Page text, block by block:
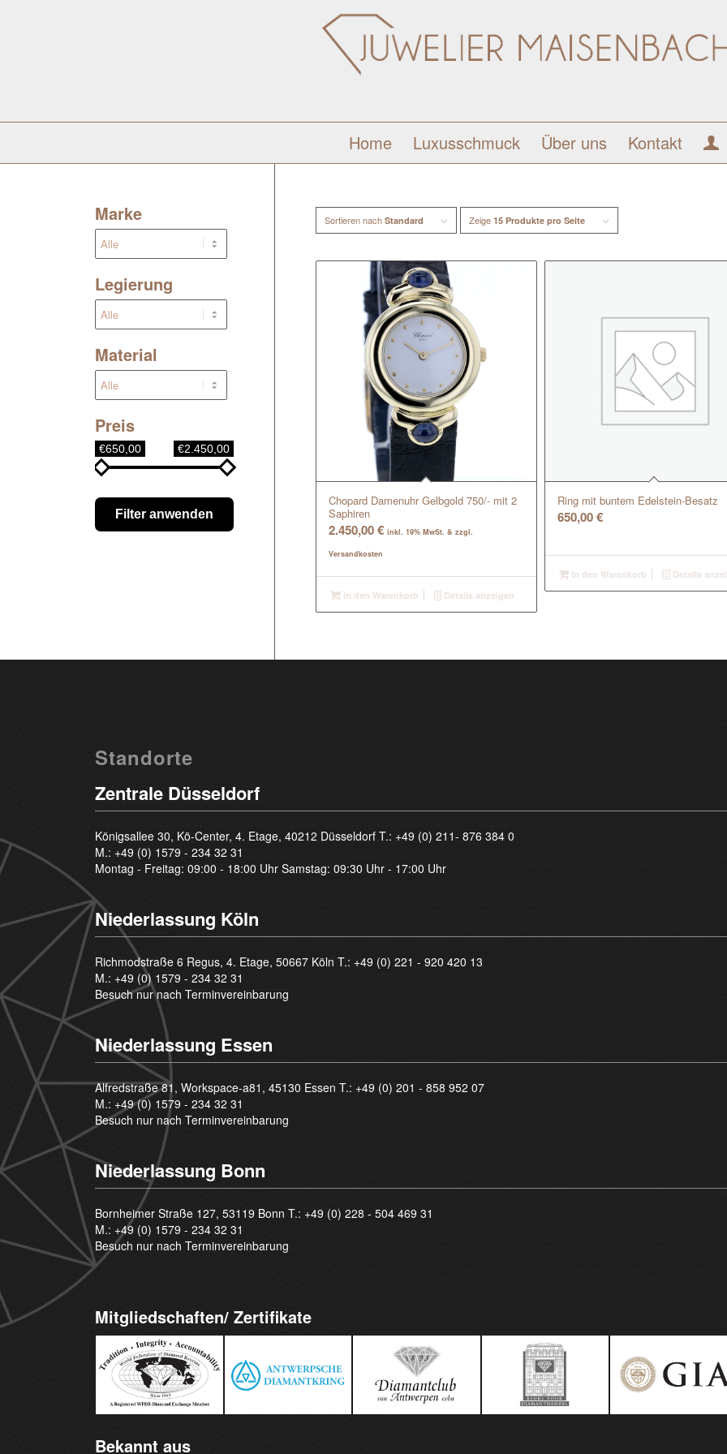
Home Luxusschmuck Über uns Kontakt
Sortieren nachStandard Zeige15 Produkte pro Seite
Chopard Damenuhr Gelbgold 750/- mit 2
Saphiren
2.450,00€ inkl. 19% MwSt. & zzgl.
Versandkosten
In den Warenkorb Details anzeigen
Ring mit buntem Edelstein-Besatz
650,00€
In den Warenkorb Details
Marke
Legierung
Material
Preis
€650,00 €2.450,00
Filter anwenden
Standorte
Zentrale Düsseldorf
Königsallee 30, Kö-Center, 4. Etage, 40212 Düsseldorf T.: +49 (0) 211- 876 384 0
M.: +49 (0) 1579 - 234 32 31
Montag - Freitag: 09:00 - 18:00 Uhr Samstag: 09:30 Uhr - 17:00 Uhr
Niederlassung Köln
Richmodstraße 6 Regus, 4. Etage, 50667 Köln T.: +49 (0) 221 - 920 420 13
M.: +49 (0) 1579 - 234 32 31
Besuch nur nach Terminvereinbarung
Niederlassung Essen
Alfredstraße 81, Workspace-a81, 45130 Essen T.: +49 (0) 201 - 858 952 07
M.: +49 (0) 1579 - 234 32 31
Besuch nur nach Terminvereinbarung
Niederlassung Bonn
Bornheimer Straße 127, 53119 Bonn T.: +49 (0) 228 - 504 469 31
M.: +49 (0) 1579 - 234 32 31
Besuch nur nach Terminvereinbarung
Mitgliedschaften/ Zertifikate
Bekannt aus